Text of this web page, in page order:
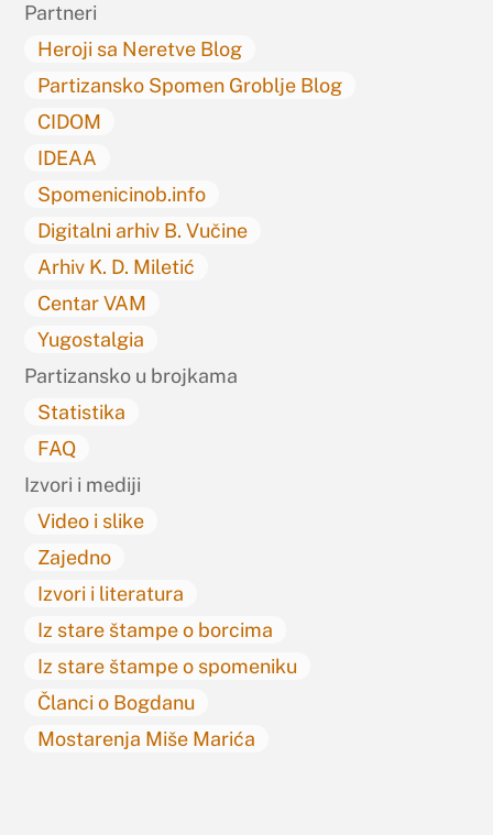
Partneri
Heroji sa Neretve Blog
Partizansko Spomen Groblje Blog
CIDOM
IDEAA
Spomenicinob.info
Digitalni arhiv B. Vučine
Arhiv K. D. Miletić
Centar VAM
Yugostalgia
Partizansko u brojkama
Statistika
FAQ
Izvori i mediji
Video i slike
Zajedno
Izvori i literatura
Iz stare štampe o borcima
Iz stare štampe o spomeniku
Članci o Bogdanu
Mostarenja Miše Marića